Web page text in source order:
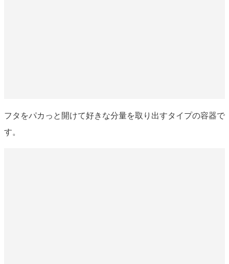
フタをパカっと開けて好きな分量を取り出すタイプの容器で
す。